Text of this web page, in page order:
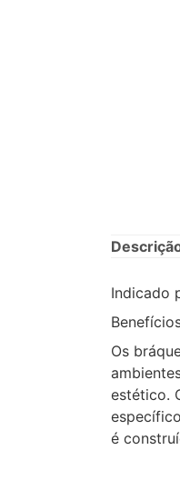
Indicado
Os
estético.
é